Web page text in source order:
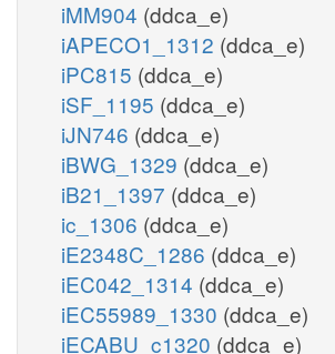
iMM904 (ddca_e)
iAPECO1_1312 (ddca_e)
iPC815 (ddca_e)
iSF_1195 (ddca_e)
iJN746 (ddca_e)
iBWG_1329 (ddca_e)
iB21_1397 (ddca_e)
ic_1306 (ddca_e)
iE2348C_1286 (ddca_e)
iEC042_1314 (ddca_e)
iEC55989_1330 (ddca_e)
iECABU_c1320 (ddca_e)